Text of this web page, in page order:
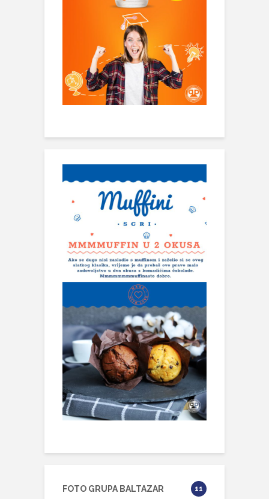
FOTO GRUPA BALTAZAR 11